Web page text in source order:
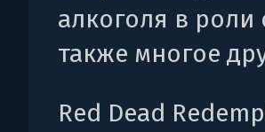
алкоголя в
также многое
Red Dead